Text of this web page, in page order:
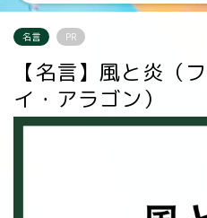
名言 PR
【名言】風と炎（
イ・アラゴン）